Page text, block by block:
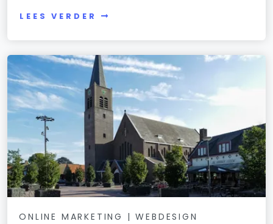
LEES VERDER
ONLINE MARKETING | WEBDESIGN